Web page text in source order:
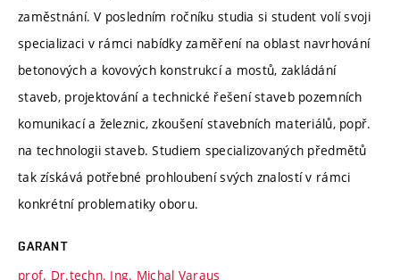
zaměstnání. V posledním ročníku studia si student volí svoji
specializaci v rámci nabídky zaměření na oblast navrhování
betonových a kovových konstrukcí a mostů, zakládání
staveb, projektování a technické řešení staveb pozemních
komunikací a železnic, zkoušení stavebních materiálů, popř.
na technologii staveb. Studiem specializovaných předmětů
tak získává potřebné prohloubení svých znalostí v rámci
konkrétní problematiky oboru.
GARANT
prof. Dr.techn. Ing. Michal Varaus